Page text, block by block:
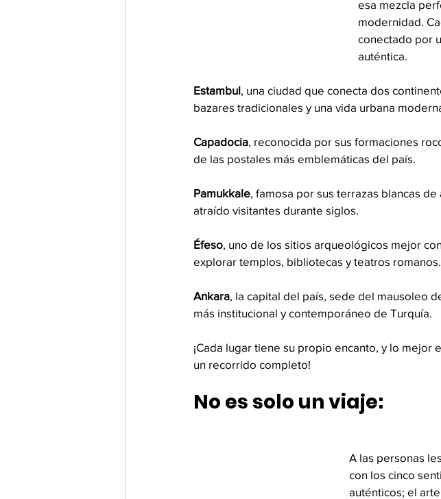
esa mezcla
modernidad.
conectado por
auténtica.
Estambul , una ciudad que conecta dos
bazares tradicionales y una vida urbana
Capadocia , reconocida por sus formaciones
de las postales más emblemáticas del país.
Pamukkale , famosa por sus terrazas blancas
atraído visitantes durante siglos.
Éfeso , uno de los sitios arqueológicos mejor
explorar templos, bibliotecas y teatros romanos.
Ankara , la capital del país, sede del mausoleo
más institucional y contemporáneo de Turquía.
¡Cada lugar tiene su propio encanto, y lo
un recorrido completo!
No es solo un viaje:
A las personas
con los cinco
auténticos; el